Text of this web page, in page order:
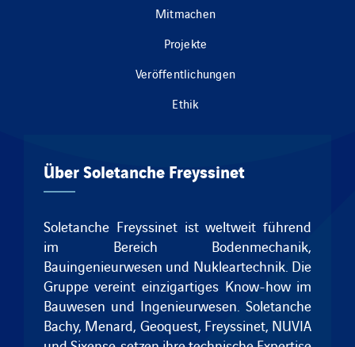
Mitmachen
Projekte
Veröffentlichungen
Ethik
Über Soletanche Freyssinet
Soletanche Freyssinet ist weltweit führend
im Bereich Bodenmechanik,
Bauingenieurwesen und Nukleartechnik. Die
Gruppe vereint einzigartiges Know-how im
Bauwesen und Ingenieurwesen. Soletanche
Bachy, Menard, Geoquest, Freyssinet, NUVIA